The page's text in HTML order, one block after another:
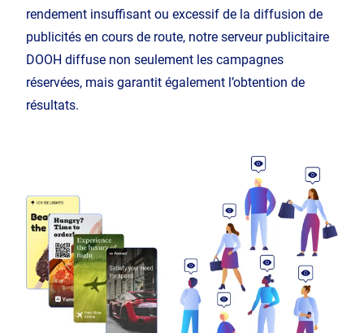
rendement insuffisant ou excessif de la diffusion de
publicités en cours de route, notre serveur publicitaire
DOOH diffuse non seulement les campagnes
réservées, mais garantit également l’obtention de
résultats.